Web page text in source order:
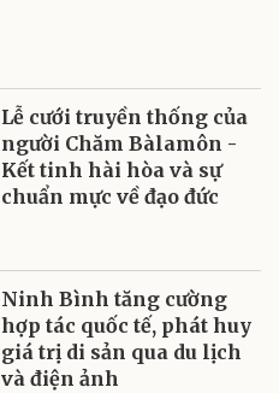
Lễ cưới truyền thống của
người Chăm Bàlamôn -
Kết tinh hài hòa và sự
chuẩn mực về đạo đức
Ninh Bình tăng cường
hợp tác quốc tế, phát huy
giá trị di sản qua du lịch
và điện ảnh